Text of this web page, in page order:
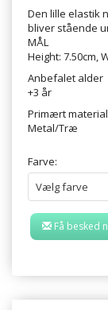
Den lille elastik
bliver stående
MÅL
Height: 7.50cm,
Anbefalet alder
+3 år
Primært
Metal/Træ
Farve:
Få besked